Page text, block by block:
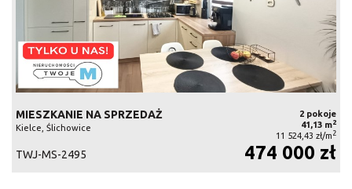
MIESZKANIE NA SPRZEDAŻ
Kielce, Ślichowice
2 pokoje
41,13 m2
11 524,43 zł/m 2
TWJ-MS-2495 474 000 zł